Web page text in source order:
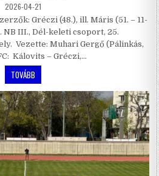
2026-04-21
Gréczi (48.), ill. Máris (51. – 11-
NB III., Dél-keleti csoport, 25.
Vezette: Muhari Gergő (Pálinkás,
Kálovits – Gréczi,…
TOVÁBB